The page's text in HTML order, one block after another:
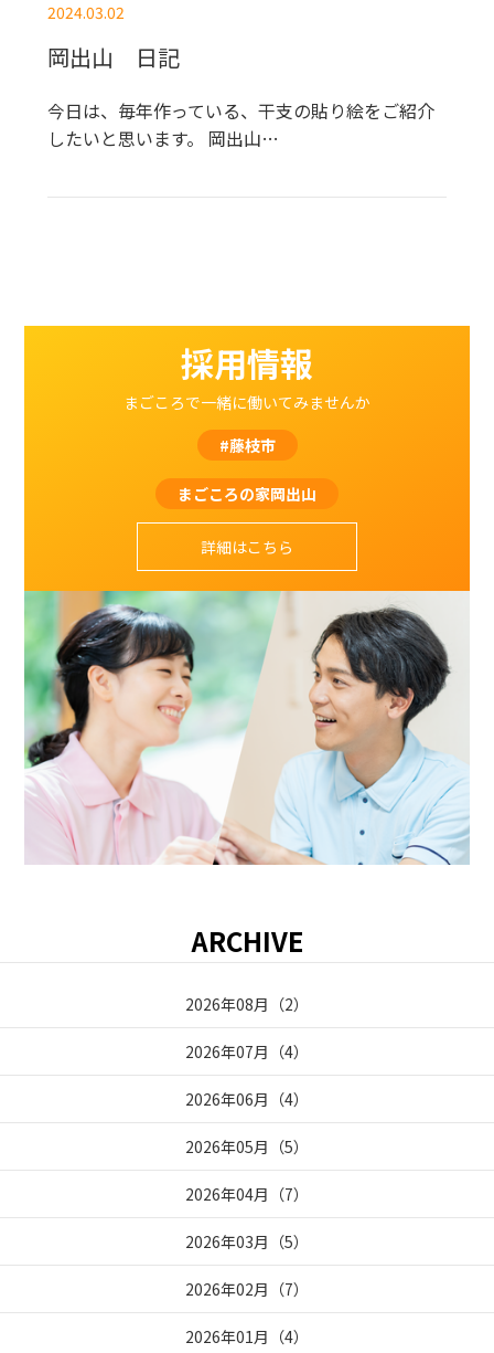
2024.03.02
岡出山 日記
今日は、毎年作っている、干支の貼り絵をご紹介
したいと思います。 岡出山…
採用情報
まごころで一緒に働いてみませんか
#藤枝市
まごころの家岡出山
詳細はこちら
ARCHIVE
2026年08月 （2）
2026年07月 （4）
2026年06月 （4）
2026年05月 （5）
2026年04月 （7）
2026年03月 （5）
2026年02月 （7）
2026年01月 （4）